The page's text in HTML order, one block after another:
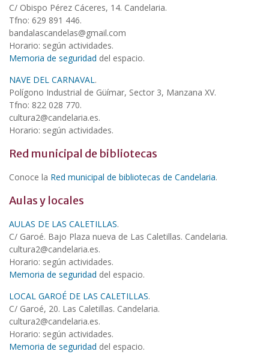
C/ Obispo Pérez Cáceres, 14. Candelaria.
Tfno: 629 891 446.
bandalascandelas@gmail.com
Horario: según actividades.
Memoria de seguridad del espacio.
NAVE DEL CARNAVAL.
Polígono Industrial de Güímar, Sector 3, Manzana XV.
Tfno: 822 028 770.
cultura2@candelaria.es.
Horario: según actividades.
Red municipal de bibliotecas
Conoce la Red municipal de bibliotecas de Candelaria.
Aulas y locales
AULAS DE LAS CALETILLAS.
C/ Garoé. Bajo Plaza nueva de Las Caletillas. Candelaria.
cultura2@candelaria.es.
Horario: según actividades.
Memoria de seguridad del espacio.
LOCAL GAROÉ DE LAS CALETILLAS.
C/ Garoé, 20. Las Caletillas. Candelaria.
cultura2@candelaria.es.
Horario: según actividades.
Memoria de seguridad del espacio.